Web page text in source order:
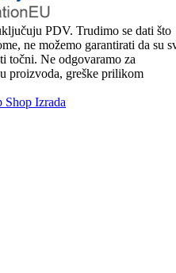
PDV. Trudimo se dati što
ne možemo garantirati da su
točni. Ne odgovaramo za
proizvoda, greške prilikom
Shop Izrada